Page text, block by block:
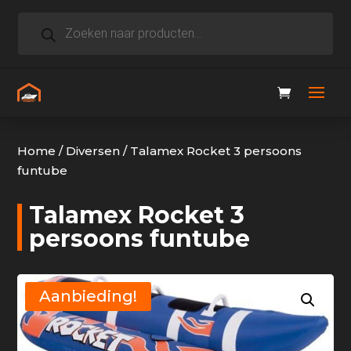
zoeken
Home / Diversen / Talamex Rocket 3 persoons
funtube
Talamex Rocket 3
persoons funtube
Aanbieding!